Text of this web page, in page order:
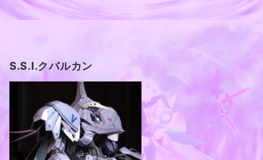
S.S.I.クバルカン